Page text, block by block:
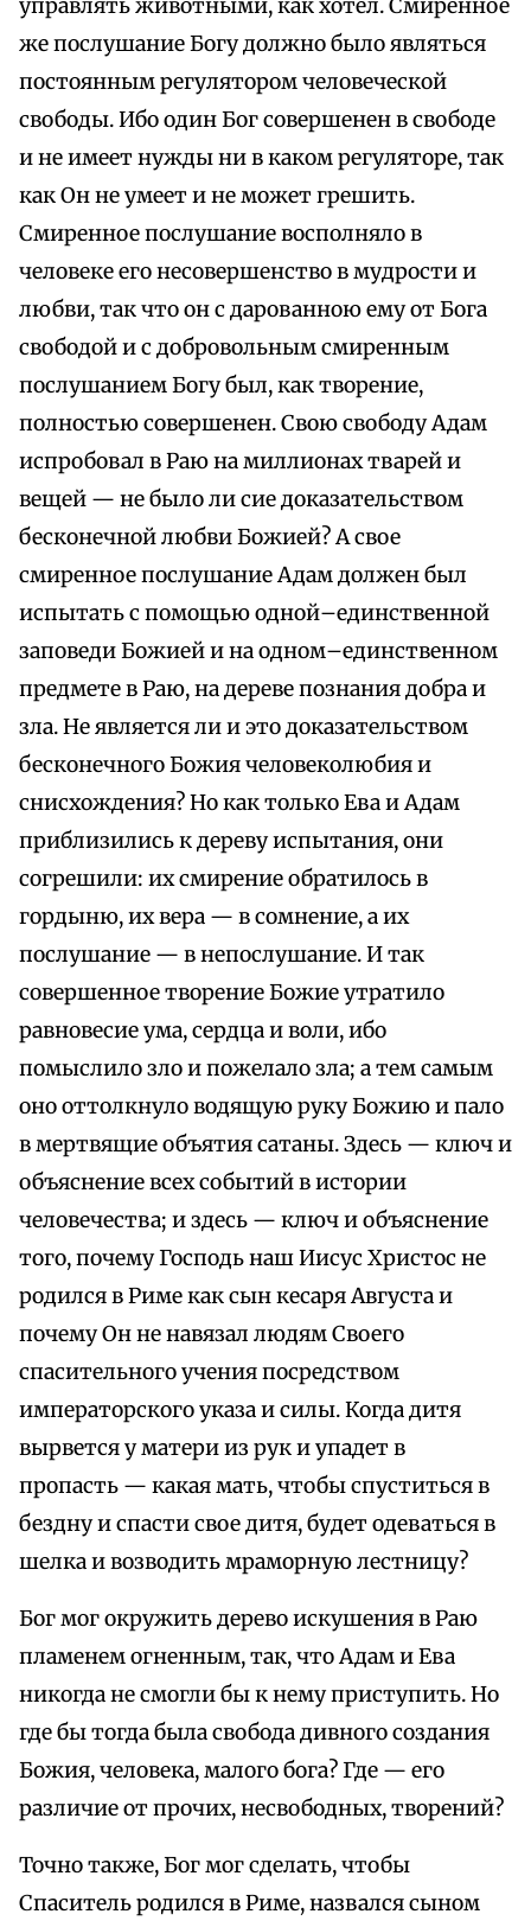
управлять животными, как хотел. Смиренное
же послушание Богу должно было являться
постоянным регулятором человеческой
свободы. Ибо один Бог совершенен в свободе
и не имеет нужды ни в каком регуляторе, так
как Он не умеет и не может грешить.
Смиренное послушание восполняло в
человеке его несовершенство в мудрости и
любви, так что он с дарованною ему от Бога
свободой и с добровольным смиренным
послушанием Богу был, как творение,
полностью совершенен. Свою свободу Адам
испробовал в Раю на миллионах тварей и
вещей — не было ли сие доказательством
бесконечной любви Божией? А свое
смиренное послушание Адам должен был
испытать с помощью одной–единственной
заповеди Божией и на одном–единственном
предмете в Раю, на дереве познания добра и
зла. Не является ли и это доказательством
бесконечного Божия человеколюбия и
снисхождения? Но как только Ева и Адам
приблизились к дереву испытания, они
согрешили: их смирение обратилось в
гордыню, их вера — в сомнение, а их
послушание — в непослушание. И так
совершенное творение Божие утратило
равновесие ума, сердца и воли, ибо
помыслило зло и пожелало зла; а тем самым
оно оттолкнуло водящую руку Божию и пало
в мертвящие объятия сатаны. Здесь — ключ и
объяснение всех событий в истории
человечества; и здесь — ключ и объяснение
того, почему Господь наш Иисус Христос не
родился в Риме как сын кесаря Августа и
почему Он не навязал людям Своего
спасительного учения посредством
императорского указа и силы. Когда дитя
вырвется у матери из рук и упадет в
пропасть — какая мать, чтобы спуститься в
бездну и спасти свое дитя, будет одеваться в
шелка и возводить мраморную лестницу?
Бог мог окружить дерево искушения в Раю
пламенем огненным, так, что Адам и Ева
никогда не смогли бы к нему приступить. Но
где бы тогда была свобода дивного создания
Божия, человека, малого бога? Где — его
различие от прочих, несвободных, творений?
Точно также, Бог мог сделать, чтобы
Спаситель родился в Риме, назвался сыном